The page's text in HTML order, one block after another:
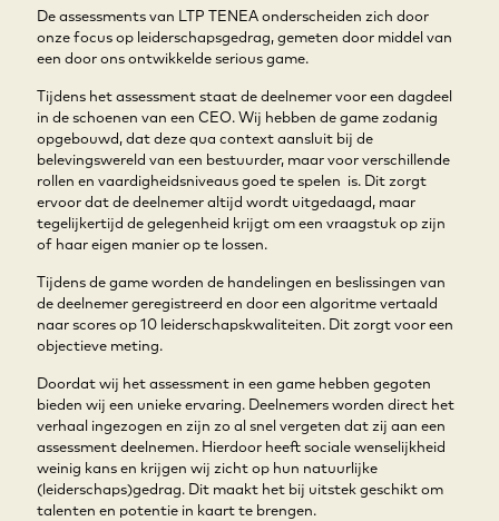
De assessments van LTP TENEA onderscheiden zich door
onze focus op leiderschapsgedrag, gemeten door middel van
een door ons ontwikkelde serious game.
Tijdens het assessment staat de deelnemer voor een dagdeel
in de schoenen van een CEO. Wij hebben de game zodanig
opgebouwd, dat deze qua context aansluit bij de
belevingswereld van een bestuurder, maar voor verschillende
rollen en vaardigheidsniveaus goed te spelen is. Dit zorgt
ervoor dat de deelnemer altijd wordt uitgedaagd, maar
tegelijkertijd de gelegenheid krijgt om een vraagstuk op zijn
of haar eigen manier op te lossen.
Tijdens de game worden de handelingen en beslissingen van
de deelnemer geregistreerd en door een algoritme vertaald
naar scores op 10 leiderschapskwaliteiten. Dit zorgt voor een
objectieve meting.
Doordat wij het assessment in een game hebben gegoten
bieden wij een unieke ervaring. Deelnemers worden direct het
verhaal ingezogen en zijn zo al snel vergeten dat zij aan een
assessment deelnemen. Hierdoor heeft sociale wenselijkheid
weinig kans en krijgen wij zicht op hun natuurlijke
(leiderschaps)gedrag. Dit maakt het bij uitstek geschikt om
talenten en potentie in kaart te brengen.